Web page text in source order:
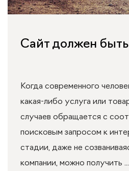
Сайт должен
Когда современного
какая-либо услуга или
случаев обращается с
поисковым запросом к
стадии, даже не
компании, можно получить ...